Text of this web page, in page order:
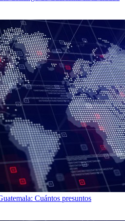
Cuántos presuntos